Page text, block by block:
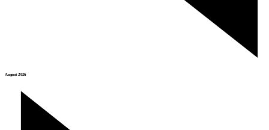
August 2026